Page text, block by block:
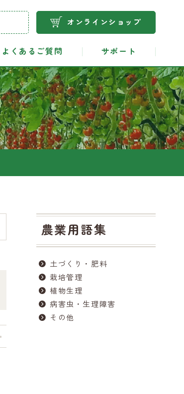
オンラインショップ
よくあるご質問 サポート
農業用語集
土づくり・肥料
栽培管理
植物生理
病害虫・生理障害
その他